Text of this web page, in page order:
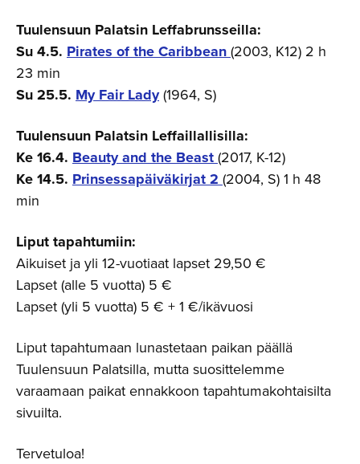
Tuulensuun Palatsin Leffabrunsseilla:
Su 4.5. Pirates of the Caribbean(2003, K12) 2 h
23 min
Su 25.5. My Fair Lady(1964, S)
Tuulensuun Palatsin Leffaillallisilla:
Ke 16.4. Beauty and the Beast(2017, K-12)
Ke 14.5. Prinsessapäiväkirjat 2 (2004, S) 1 h 48
min
Liput tapahtumiin:
Aikuiset ja yli 12-vuotiaat lapset 29,50 €
Lapset (alle 5 vuotta) 5 €
Lapset (yli 5 vuotta) 5 € + 1 €/ikävuosi
Liput tapahtumaan lunastetaan paikan päällä
Tuulensuun Palatsilla, mutta suosittelemme
varaamaan paikat ennakkoon tapahtumakohtaisilta
sivuilta.
Tervetuloa!